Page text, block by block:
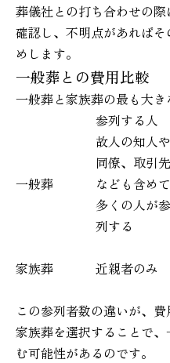
葬儀社との打ち合わせの
確認し、不明点があれば
めします。
一般葬との費用比較
一般葬と家族葬の最も大き
参列する人
一般葬
故人の知人や
同僚、取引先
なども含めて
多くの人が参
列する
家族葬 近親者のみ
この参列者数の違いが、
家族葬を選択することで
む可能性があるのです。